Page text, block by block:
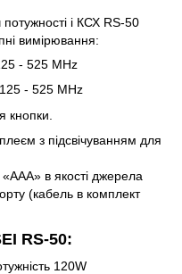
і КСХ RS-50
вимірювання:
- 525 MHz
125 - 525 MHz
кнопки.
з підсвічуванням для
в якості джерела
(кабель в комплект
RS-50:
120W